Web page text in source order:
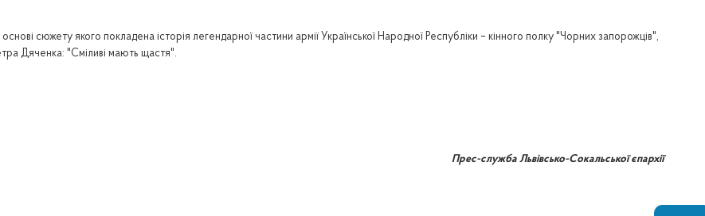
сюжету якого покладена історія легендарної частини армії Української Народної Республіки – кінного полку "Чорних запорожців",
Дяченка: "Сміливі мають щастя".
Прес-служба Львівсько-Сокальської єпархії